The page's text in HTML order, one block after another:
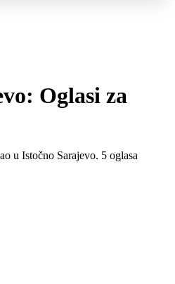
Oglasi za
u Istočno Sarajevo. 5 oglasa